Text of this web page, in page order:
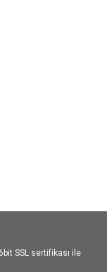
SSL sertifikası ile